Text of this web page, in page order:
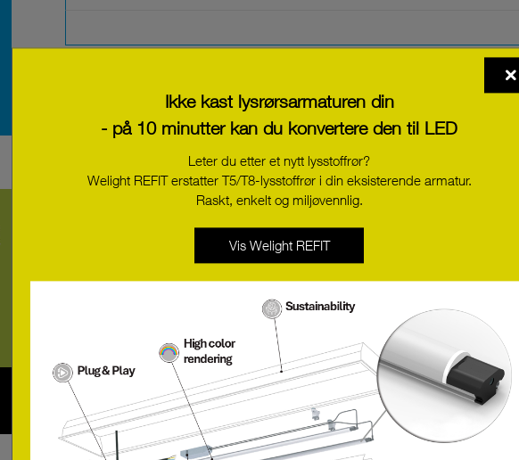
og på flere steder på kjøkkenet.
Dreamled Pro White
DPROLW
Dreamled Pro Power Plus white
DPROWS
Ikke kast lysrørsarmaturen din
- på 10 minutter kan du konvertere den til LED
Leter du etter et nytt lysstoffrør?
Welight REFIT erstatter T5/T8-lysstoffrør i din eksisterende armatur.
Raskt, enkelt og miljøvennlig.
Vis Welight REFIT